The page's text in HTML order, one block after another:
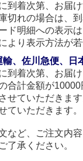
到着次第、お届
切れの場合は、
ド明細への表示
より表示方法が
、佐川急便、日
到着次第、お届
合計金額が
せていただきま
ていただきます
など、ご注文内
了承ください。